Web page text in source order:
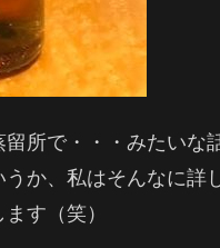
所で・・・みたいな
か、私はそんなに詳
す（笑）